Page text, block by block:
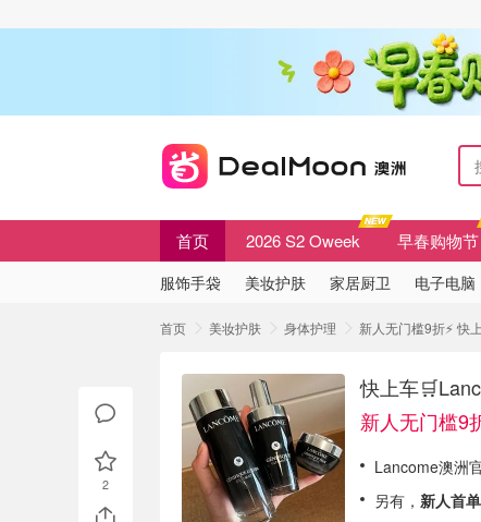
首页 2026 S2 Oweek 早春购物节
服饰手袋 美妆护肤 家居厨卫 电子电脑
首页 美妆护肤 身体护理 新人无门槛9折⚡️
快上车
新人无门槛9
Lancome澳洲
另有， 新人首
2